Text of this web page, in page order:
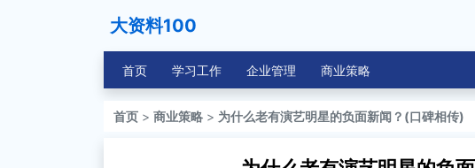
大资料100
首页 学习工作 企业管理 商业策略
首页 > 商业策略 > 为什么老有演艺明星的负面新闻？(口碑相传)